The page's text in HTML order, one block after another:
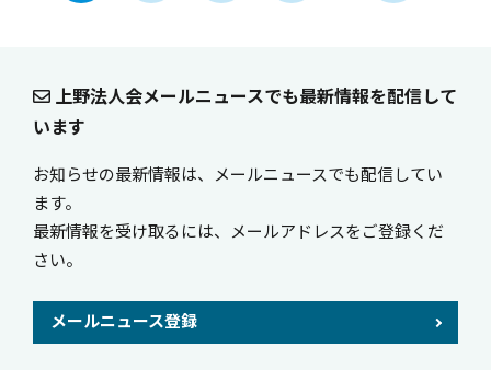
上野法人会メールニュースでも最新情報を配信して
います
お知らせの最新情報は、メールニュースでも配信してい
ます。
最新情報を受け取るには、メールアドレスをご登録くだ
さい。
メールニュース登録